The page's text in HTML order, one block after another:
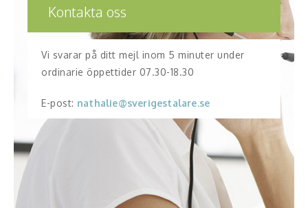
Kontakta oss
Vi svarar på ditt mejl inom 5 minuter under
ordinarie öppettider 07.30-18.30
E-post: nathalie@sverigestalare.se